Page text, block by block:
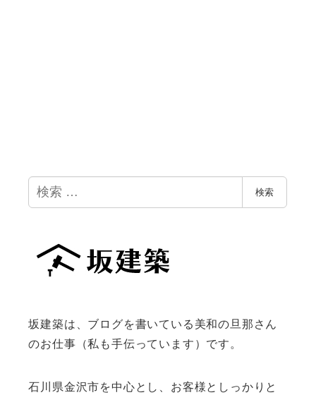
検
索
検索
坂建築は、ブログを書いている美和の旦那さん
のお仕事（私も手伝っています）です。
石川県金沢市を中心とし、お客様としっかりと